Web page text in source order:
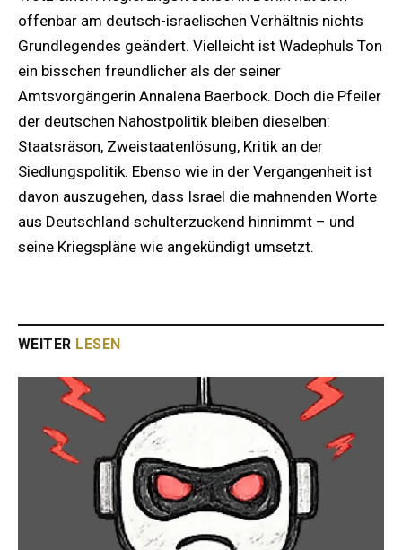
offenbar am deutsch-israelischen Verhältnis nichts
Grundlegendes geändert. Vielleicht ist Wadephuls Ton
ein bisschen freundlicher als der seiner
Amtsvorgängerin Annalena Baerbock. Doch die Pfeiler
der deutschen Nahostpolitik bleiben dieselben:
Staatsräson, Zweistaatenlösung, Kritik an der
Siedlungspolitik. Ebenso wie in der Vergangenheit ist
davon auszugehen, dass Israel die mahnenden Worte
aus Deutschland schulterzuckend hinnimmt – und
seine Kriegspläne wie angekündigt umsetzt.
WEITER LESEN